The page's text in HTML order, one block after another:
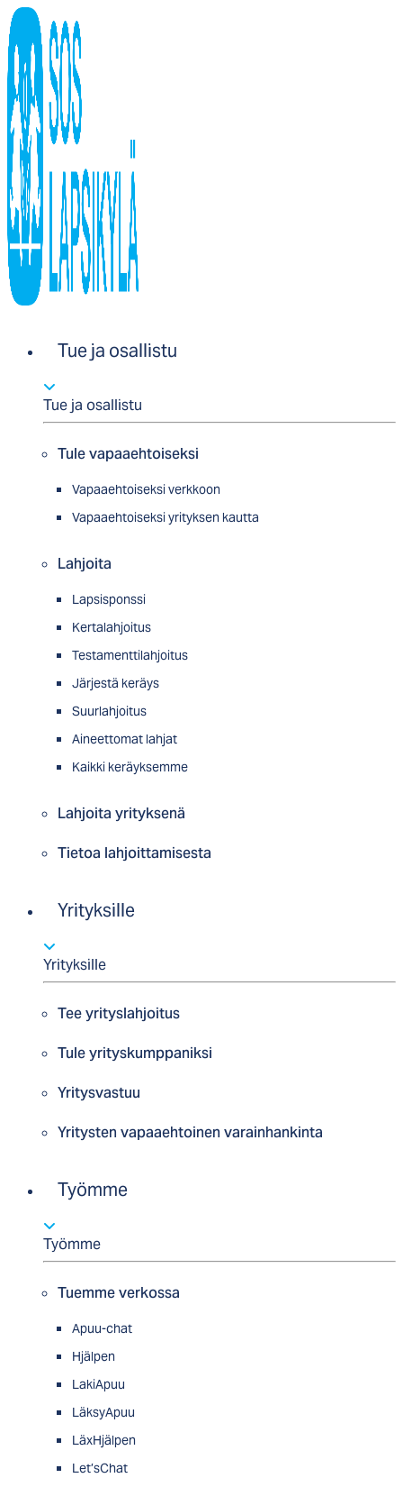
Tue ja osallistu
Tue ja osallistu
Tule vapaaehtoiseksi
Vapaaehtoiseksi verkkoon
Vapaaehtoiseksi yrityksen kautta
Lahjoita
Lapsisponssi
Kertalahjoitus
Testamenttilahjoitus
Järjestä keräys
Suurlahjoitus
Aineettomat lahjat
Kaikki keräyksemme
Lahjoita yrityksenä
Tietoa lahjoittamisesta
Yrityksille
Yrityksille
Tee yrityslahjoitus
Tule yrityskumppaniksi
Yritysvastuu
Yritysten vapaaehtoinen varainhankinta
Työmme
Työmme
Tuemme verkossa
Apuu-chat
Hjälpen
LakiApuu
LäksyApuu
LäxHjälpen
Let’sChat